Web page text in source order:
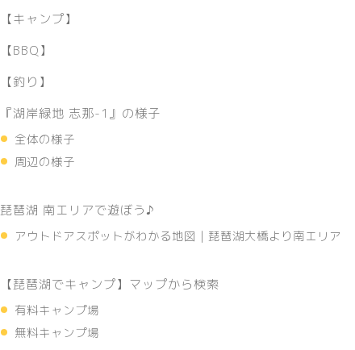
【キャンプ】
【BBQ】
【釣り】
『湖岸緑地 志那-1』の様子
全体の様子
周辺の様子
琵琶湖 南エリアで遊ぼう♪
アウトドアスポットがわかる地図｜琵琶湖大橋より南エリア
【琵琶湖でキャンプ】マップから検索
有料キャンプ場
無料キャンプ場